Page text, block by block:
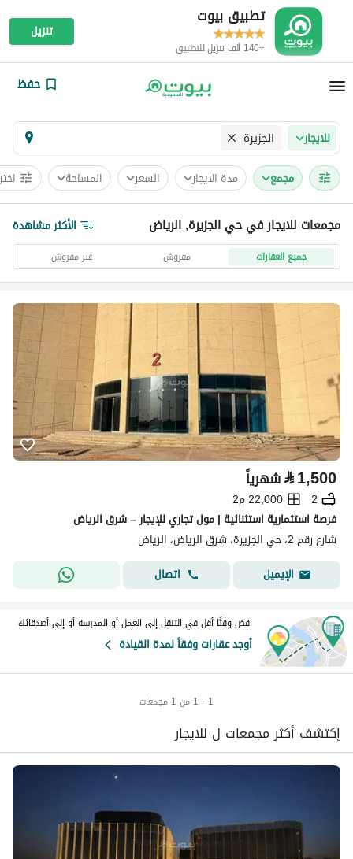
تطبيق بيوت
+140 ألف تنزيل للتطبيق
تنزيل
حفظ
للايجار الجزيرة
مجمع مدة الايجار السعر المساحة
مجمعات للايجار في حي الجزيرة, الرياض الأكثر مشاهدة
جميع العقارات مفروش غير مفروش
⃁1,500 شهرياً
2
22,000 م2
فرصة استثمارية استثنائية | مول تجاري للإيجار – شرق الرياض
شارع رقم 2، حي الجزيرة، شرق الرياض، الرياض
الإيميل
اتصال
اقض وقتًا أقل في التنقل إلى العمل أو المدرسة أو إلى أصدقائك
أوجد عقارات وفقاً لمدة القيادة
1 - 1 من 1 مجمعات
إكتشف أكثر مجمعات ل للايجار